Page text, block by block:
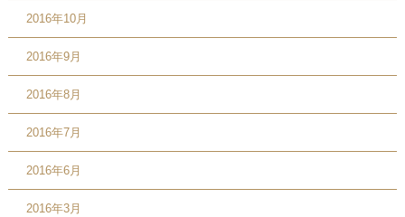
2016年10月
2016年9月
2016年8月
2016年7月
2016年6月
2016年3月